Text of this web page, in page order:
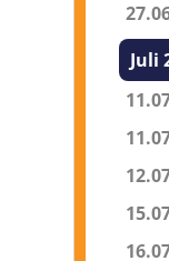
maar
komen
water.
van het
Juli